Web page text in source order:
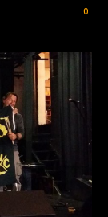
0